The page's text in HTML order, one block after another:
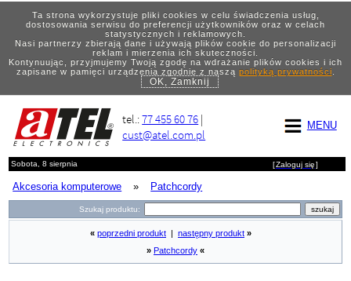
Ta strona wykorzystuje pliki cookies w celu świadczenia usług,
dostosowania serwisu do preferencji użytkowników oraz w celach
statystycznych i reklamowych.
Nasi partnerzy zbierają dane i używają plików cookie do personalizacji
reklam i mierzenia ich skuteczności.
Kontynuując, przyjmujemy Twoją zgodę na wdrażanie plików cookies i ich
zapisane w pamięci urządzenia zgodnie z naszą polityką prywatności.
OK, Zamknij
MENU
tel.:77 455 60 76 |
cust@atel.com.pl
Sobota, 8 sierpnia [Zaloguj się]
Akcesoria komputerowe » Patchcordy
Szukaj produktu:
« poprzedni produkt następny produkt »
» Patchcordy «